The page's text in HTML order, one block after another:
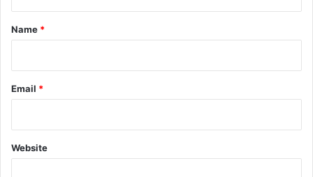
*
Name *
Email *
Website